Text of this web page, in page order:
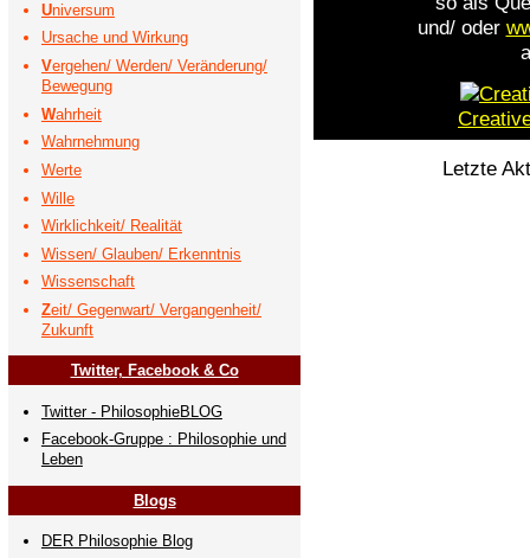
Universum
Ursache und Wirkung
Vergehen/ Werden/ Veränderung/
Bewegung
Wahrheit
Wahrnehmung
Werte
Wille
Wirklichkeit/ Realität
Wissen/ Glauben/ Erkenntnis
Wissenschaft
Zeit/ Gegenwart/ Vergangenheit/
Zukunft
Twitter, Facebook & Co
Twitter - PhilosophieBLOG
Facebook-Gruppe : Philosophie und
Leben
Blogs
DER Philosophie Blog
und/ oder
Letzte